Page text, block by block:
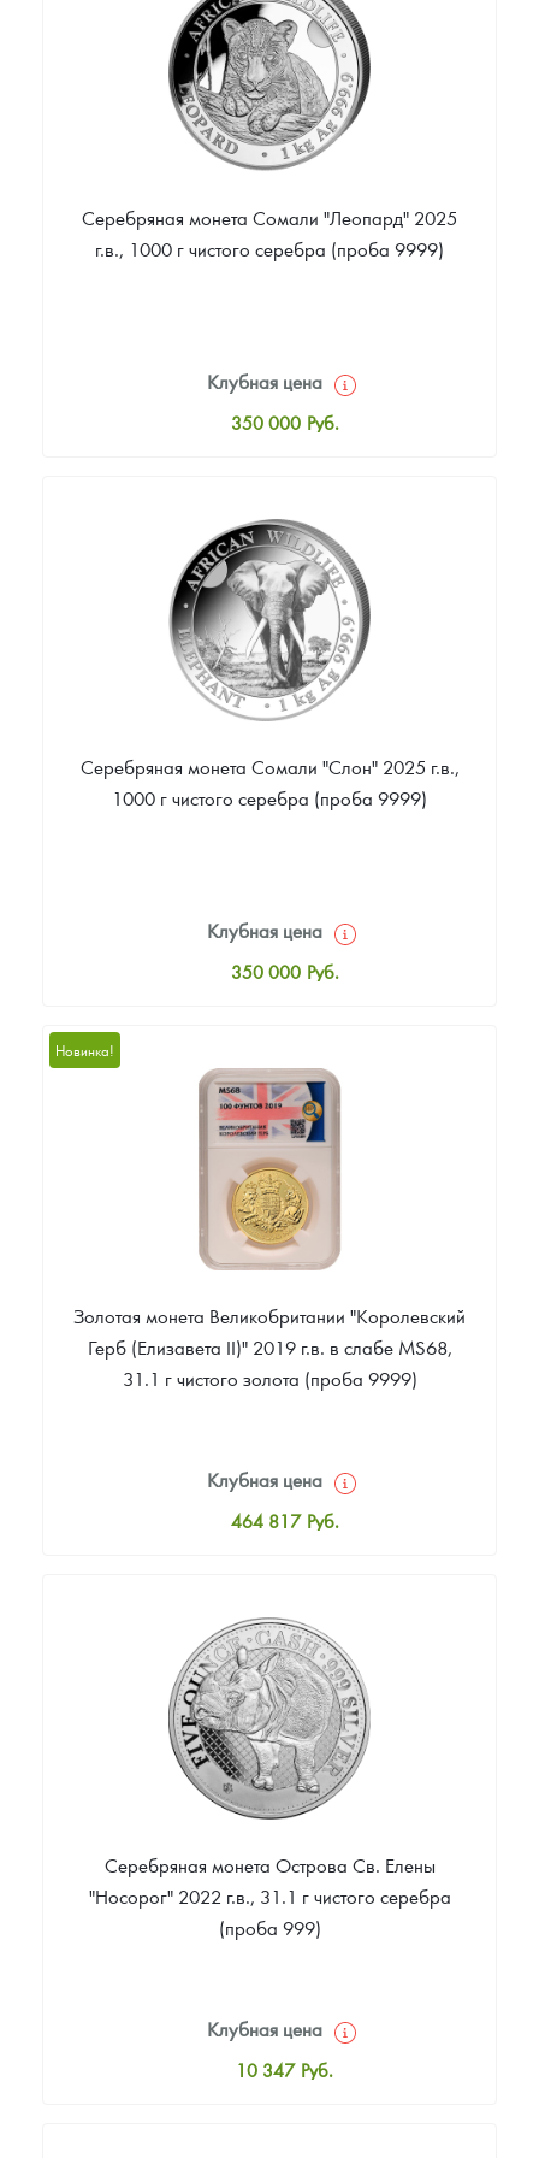
Золотая карманная галерея
Наборы подарочных и коллекционных монет
Монеты и жетоны из недрагоценных металлов
Книги по нумизматике
Звоните
Серебряная монета Сомали "Леопард" 2025
г.в., 1000 г чистого серебра (проба 9999)
Клубная цена
350 000 Руб.
Цена выкупа
Звоните
Серебряная монета Сомали "Слон" 2025 г.в.,
1000 г чистого серебра (проба 9999)
Клубная цена
350 000 Руб.
Цена выкупа
Звоните
Новинка!
Золотая монета Великобритании "Королевский
Герб (Елизавета II)" 2019 г.в. в слабе MS68,
31.1 г чистого золота (проба 9999)
Клубная цена
464 817 Руб.
Цена выкупа
Звоните
Серебряная монета Острова Св. Елены
"Носорог" 2022 г.в., 31.1 г чистого серебра
(проба 999)
Клубная цена
10 347 Руб.